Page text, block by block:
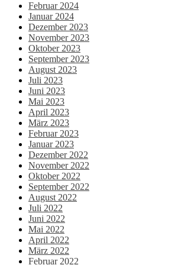
Februar 2024
Januar 2024
Dezember 2023
November 2023
Oktober 2023
September 2023
August 2023
Juli 2023
Juni 2023
Mai 2023
April 2023
März 2023
Februar 2023
Januar 2023
Dezember 2022
November 2022
Oktober 2022
September 2022
August 2022
Juli 2022
Juni 2022
Mai 2022
April 2022
März 2022
Februar 2022